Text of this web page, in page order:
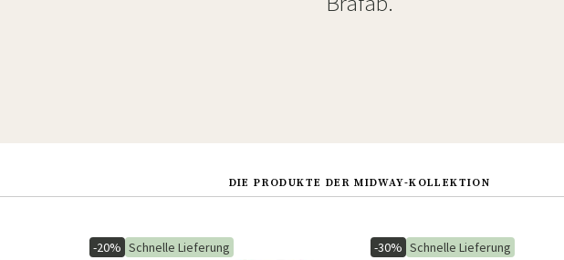
DIE PRODUKTE DER MIDWAY-KOLLEKTION
-20% Schnelle Lieferung -30% Schnelle Lieferung